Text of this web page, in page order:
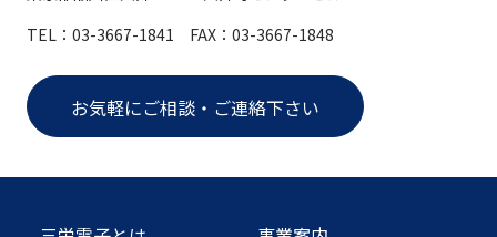
TEL：03-3667-1841 FAX：03-3667-1848
お気軽にご相談・ご連絡下さい